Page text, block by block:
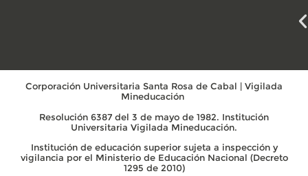
Corporación Universitaria Santa Rosa de Cabal | Vigilada
Mineducación
Resolución 6387 del 3 de mayo de 1982. Institución
Universitaria Vigilada Mineducación.
Institución de educación superior sujeta a inspección y
vigilancia por el Ministerio de Educación Nacional (Decreto
1295 de 2010)